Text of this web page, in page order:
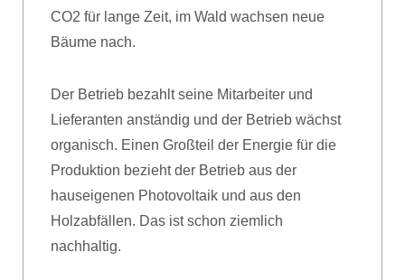
CO2 für lange Zeit, im Wald wachsen neue
Bäume nach.
Der Betrieb bezahlt seine Mitarbeiter und
Lieferanten anständig und der Betrieb wächst
organisch. Einen Großteil der Energie für die
Produktion bezieht der Betrieb aus der
hauseigenen Photovoltaik und aus den
Holzabfällen. Das ist schon ziemlich
nachhaltig.